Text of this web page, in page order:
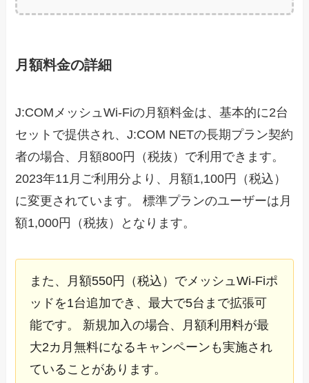
月額料金の詳細
J:COMメッシュWi-Fiの月額料金は、基本的に2台
セットで提供され、J:COM NETの長期プラン契約
者の場合、月額800円（税抜）で利用できます。
2023年11月ご利用分より、月額1,100円（税込）
に変更されています。 標準プランのユーザーは月
額1,000円（税抜）となります。
また、月額550円（税込）でメッシュWi-Fiポ
ッドを1台追加でき、最大で5台まで拡張可
能です。 新規加入の場合、月額利用料が最
大2カ月無料になるキャンペーンも実施され
ていることがあります。